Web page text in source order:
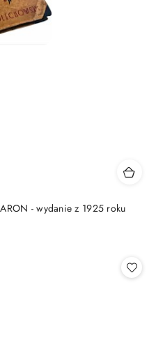
- wydanie z 1925 roku